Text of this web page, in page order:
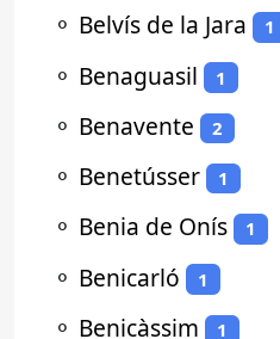
⚬ Belvís de la Jara 1
⚬ Benaguasil 1
⚬ Benavente 2
⚬ Benetússer 1
⚬ Benia de Onís 1
⚬ Benicarló 1
⚬ Benicàssim 1